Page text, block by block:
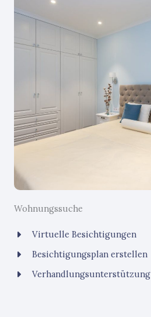
Wohnungssuche
Virtuelle Besichtigungen
Besichtigungsplan erstellen
Verhandlungsunterstützung